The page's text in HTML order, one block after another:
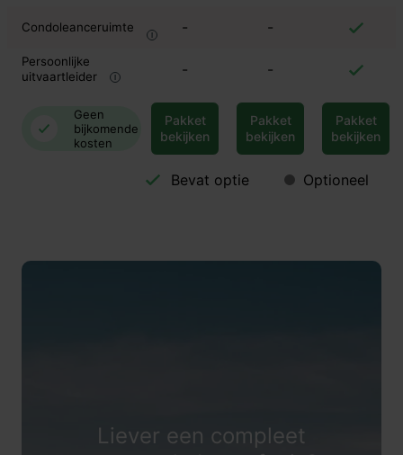
Condoleanceruimte - -
Persoonlijke
uitvaartleider
- -
Geen
bijkomende
kosten
Pakket
bekijken
Pakket
bekijken
Pakket
bekijken
Bevat optie Optioneel
Liever een compleet